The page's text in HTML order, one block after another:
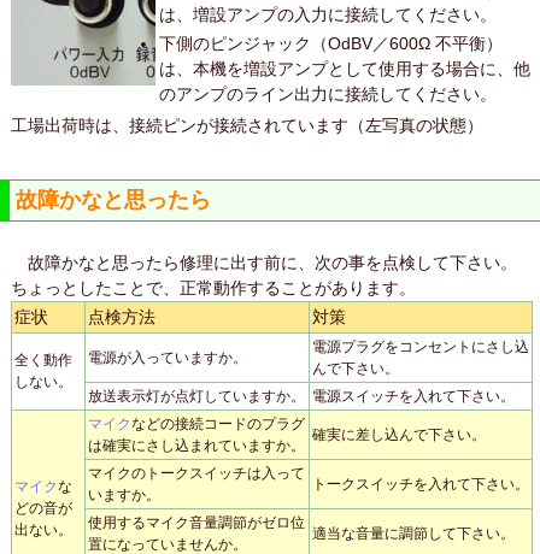
は、増設アンプの入力に接続してください。
下側のピンジャック（OdBV／600Ω 不平衡）
は、本機を増設アンプとして使用する場合に、他
のアンプのライン出力に接続してください。
工場出荷時は、接続ピンが接続されています（左写真の状態）
故障かなと思ったら
故障かなと思ったら修理に出す前に、次の事を点検して下さい。
ちょっとしたことで、正常動作することがあります。
症状
点検方法 対策
全く動作
しない。
電源が入っていますか。
電源プラグをコンセントにさし込
んで下さい。
放送表示灯が点灯していますか。
電源スイッチを入れて下さい。
マイクな
どの音が
出ない。
マイクなどの接続コードのプラグ
は確実にさし込まれていますか。
確実に差し込んで下さい。
マイクのトークスイッチは入って
いますか。
トークスイッチを入れて下さい。
使用するマイク音量調節がゼロ位
置になっていませんか。
適当な音量に調節して下さい。